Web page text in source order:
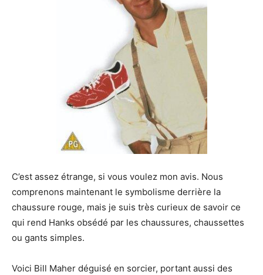
C’est assez étrange, si vous voulez mon avis. Nous
comprenons maintenant le symbolisme derrière la
chaussure rouge, mais je suis très curieux de savoir ce
qui rend Hanks obsédé par les chaussures, chaussettes
ou gants simples.
Voici Bill Maher déguisé en sorcier, portant aussi des